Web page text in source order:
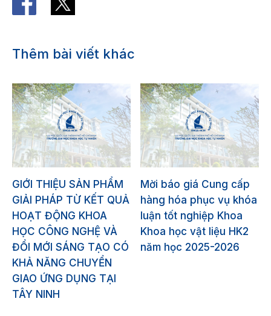
Thêm bài viết khác
GIỚI THIỆU SẢN PHẨM
GIẢI PHÁP TỪ KẾT QUẢ
HOẠT ĐỘNG KHOA
HỌC CÔNG NGHỆ VÀ
ĐỔI MỚI SÁNG TẠO CÓ
KHẢ NĂNG CHUYỂN
GIAO ỨNG DỤNG TẠI
TÂY NINH
Mời báo giá Cung cấp
hàng hóa phục vụ khóa
luận tốt nghiệp Khoa
Khoa học vật liệu HK2
năm học 2025-2026